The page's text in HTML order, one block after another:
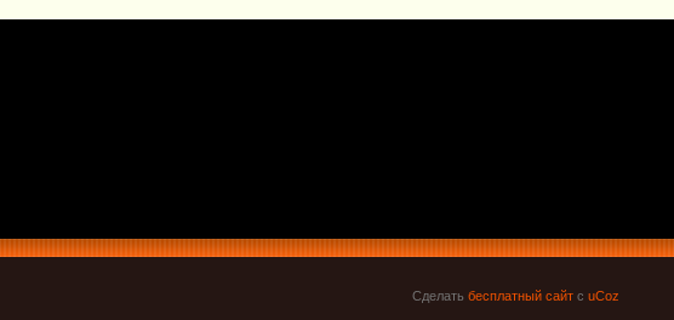
Сделать бесплатный сайт с uCoz